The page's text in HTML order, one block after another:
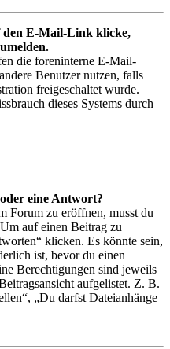
den E-Mail-Link klicke,
die foreninterne E-Mail-
Benutzer nutzen, falls
freigeschaltet wurde.
dieses Systems durch
eine Antwort?
Forum zu eröffnen, musst du
auf einen Beitrag zu
klicken. Es könnte sein,
ist, bevor du einen
Berechtigungen sind jeweils
aufgelistet. Z. B.
„Du darfst Dateianhänge